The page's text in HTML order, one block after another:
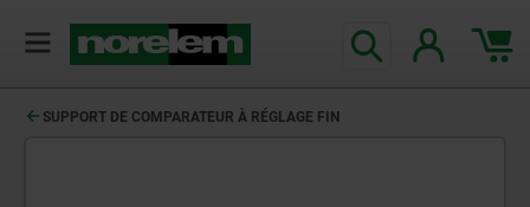
SUPPORT DE COMPARATEUR À RÉGLAGE FIN